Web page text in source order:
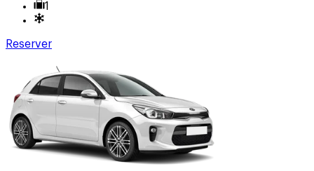
1
Reserver